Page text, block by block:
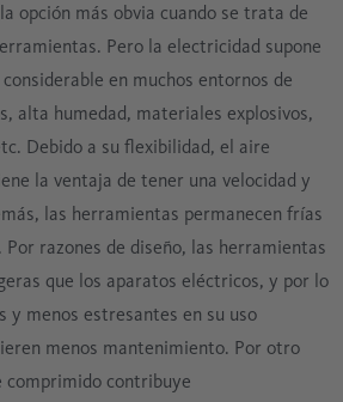
opción más obvia cuando se trata de
Pero la electricidad supone
en muchos entornos de
alta humedad, materiales explosivos,
Debido a su flexibilidad, el aire
la ventaja de tener una velocidad y
las herramientas permanecen frías
razones de diseño, las herramientas
que los aparatos eléctricos, y por lo
y menos estresantes en su uso
menos mantenimiento. Por otro
comprimido contribuye